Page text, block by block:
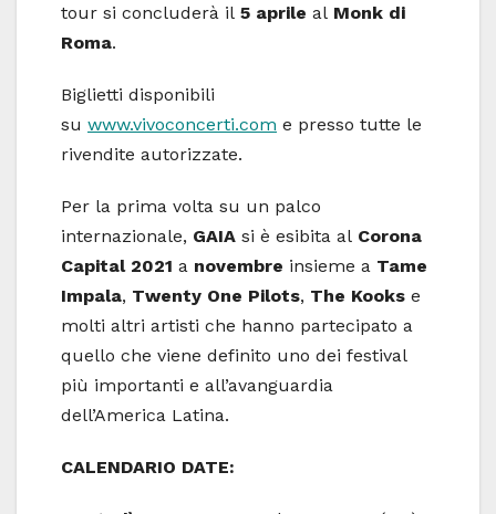
tour si concluderà il 5 aprile al Monk di
Roma.
Biglietti disponibili
su www.vivoconcerti.com e presso tutte le
rivendite autorizzate.
Per la prima volta su un palco
internazionale, GAIA si è esibita al Corona
Capital 2021 a novembre insieme a Tame
Impala, Twenty One Pilots, The Kooks e
molti altri artisti che hanno partecipato a
quello che viene definito uno dei festival
più importanti e all’avanguardia
dell’America Latina.
CALENDARIO DATE: